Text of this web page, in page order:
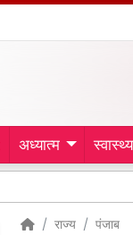
अध्यात्म स्वास्थ्य
राज्य पंजाब